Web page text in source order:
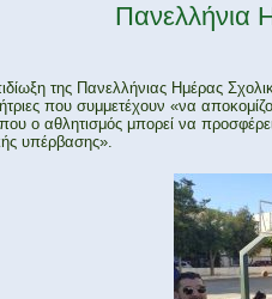
Πανελλήνια
της Πανελλήνιας Ημέρας
που συμμετέχουν «να
ο αθλητισμός μπορεί να
υπέρβασης».